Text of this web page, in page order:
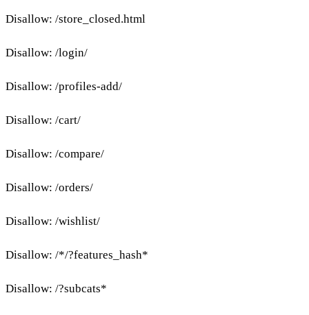
Disallow: /store_closed.html
Disallow: /login/
Disallow: /profiles-add/
Disallow: /cart/
Disallow: /compare/
Disallow: /orders/
Disallow: /wishlist/
Disallow: /*/?features_hash*
Disallow: /?subcats*